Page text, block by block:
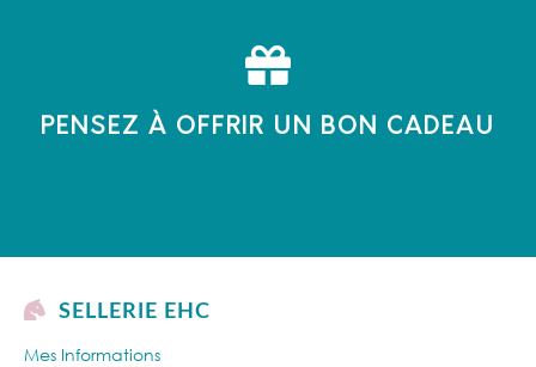
PENSEZ À OFFRIR UN BON CADEAU
SELLERIE EHC
Mes Informations